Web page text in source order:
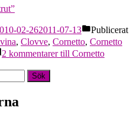
02-262011-07-13
Publicerat
, Clovve, Cornetto, Cornetto
2 kommentarertill Cornetto